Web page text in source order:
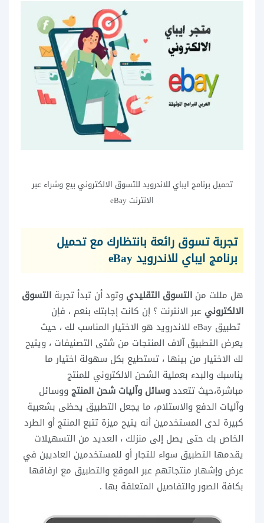
تحميل برنامج ايباي للاندرويد للتسوق الالكتروني بيع وشراء عبر
الانترنت eBay
تجربة تسوق رائعة بانتظارك مع تحميل
برنامج ايباي للاندرويد eBay
هل مللت من التسوق التقليدي وتود أن تبدأ تجربة التسوق
الالكتروني عبر الانترنت ؟ إن كانت إجابتك بنعم ، فإن
تطبيق eBay للاندرويد هو الاختيار المناسب لك ، حيث
يعرض التطبيق آلاف المنتجات من شتى التصنيفات ، ويتيح
لك الاختيار من بينها ، تستطيع بكل سهولة اختيار ما
يناسبك والبدء بعملية الشحن الالكتروني للمنتج
مباشرة،حيث تتعددوسائل وآليات شحن المنتجووسائل
وآليات الدفع والاستلام، ما يجعل التطبيق يحظى بشعبية
كبيرة لدى المستخدمين أنه يتيح ميزة تتبع المنتج أو الطرد
الخاص بك حتى يصل إلى منزلك ، العديد من التسهيلات
يقدمها التطبيق سواء للتجار أو للمستخدمين العاديين في
عرض وإشهار منتجاتهم عبر الموقع والتطبيق مع ارفاقها
بكافة الصور والتفاصيل المتعلقة بها .